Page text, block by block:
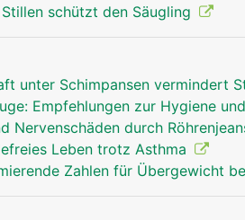
schützt den Säugling
unter Schimpansen vermindert
Empfehlungen zur Hygiene
Nervenschäden durch
Leben trotz Asthma
Zahlen für Übergewicht